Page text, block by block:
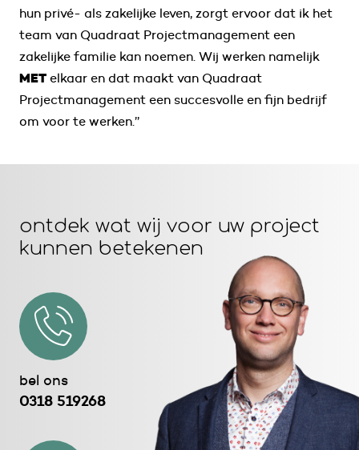
hun privé- als zakelijke leven, zorgt ervoor dat ik het
team van Quadraat Projectmanagement een
zakelijke familie kan noemen. Wij werken namelijk
MET elkaar en dat maakt van Quadraat
Projectmanagement een succesvolle en fijn bedrijf
om voor te werken.’’
ontdek wat wij voor uw project
kunnen betekenen
bel ons
0318 519268